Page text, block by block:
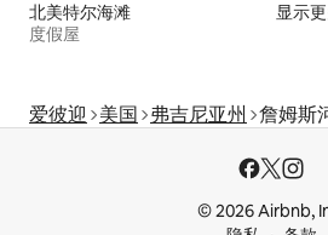
北美特尔海滩
度假屋
显示
爱彼迎 美国 弗吉尼亚州 詹姆斯
© 2026 Airbnb,